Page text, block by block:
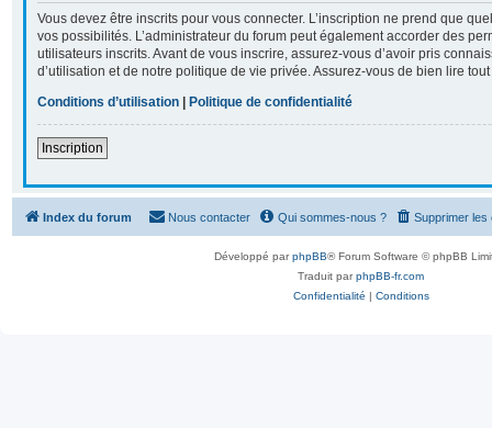
Vous devez être inscrits pour vous connecter. L’inscription ne prend que
vos possibilités. L’administrateur du forum peut également accorder des
utilisateurs inscrits. Avant de vous inscrire, assurez-vous d’avoir pris
d’utilisation et de notre politique de vie privée. Assurez-vous de bien lire
Conditions d’utilisation | Politique de confidentialité
Inscription
Index du forum Supprimer les
Qui sommes-nous ?
Nous contacter
Développé parphpBB® Forum Software © phpBB
Traduit parphpBB-fr.com
Confidentialité | Conditions